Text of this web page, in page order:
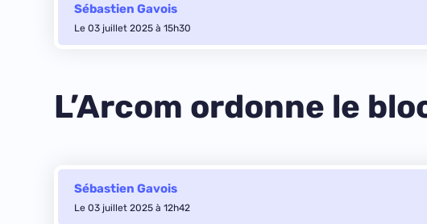
Sébastien Gavois
Le 03 juillet 2025 à 15h30
L’Arcom ordonne le
Sébastien Gavois
Le 03 juillet 2025 à 12h42